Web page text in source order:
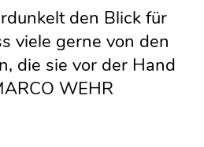
den Blick für
viele gerne von den
die sie vor der Hand
WEHR